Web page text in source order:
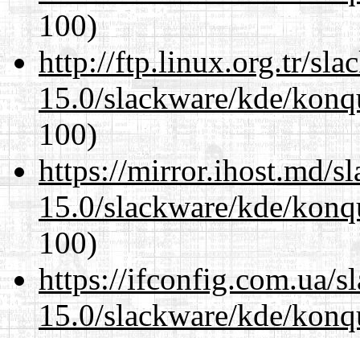
100)
http://ftp.linux.org.tr/
15.0/slackware/kde/
100)
https://mirror.ihost.md/
15.0/slackware/kde/
100)
https://ifconfig.com.ua/
15.0/slackware/kde/